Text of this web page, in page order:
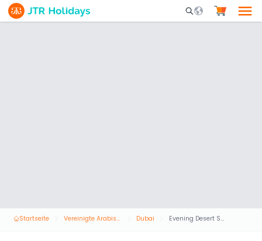
Mobile Search
Startseite Vereinigte Arabische Emirate Dubai Evening Desert Safari Dubai with Quad Bike